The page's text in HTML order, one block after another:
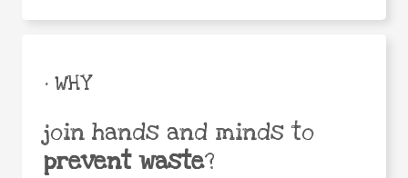
• WHY
join hands and minds to
prevent waste?